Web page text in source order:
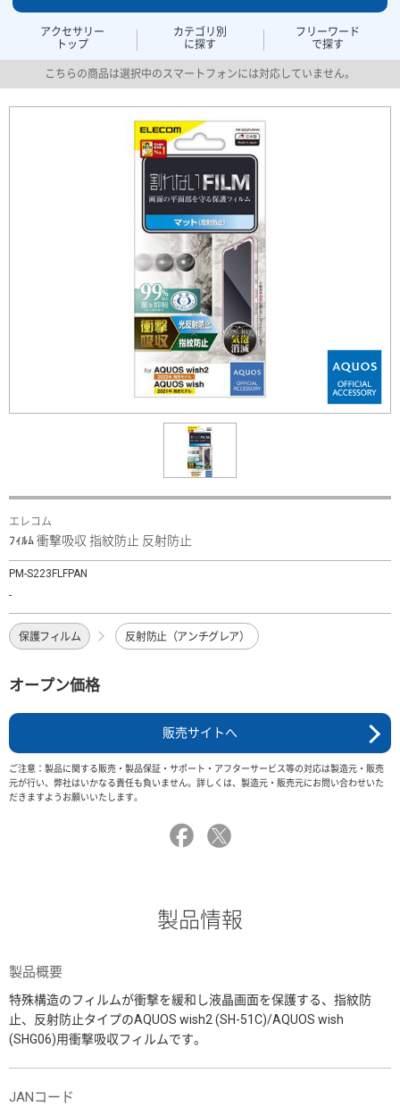
アクセサリー
トップ
カテゴリ別
に探す
フリーワード
で探す
こちらの商品は選択中のスマートフォンには対応していません。
エレコム
ﾌｨﾙﾑ 衝撃吸収 指紋防止 反射防止
PM-S223FLFPAN
-
保護フィルム 反射防止（アンチグレア）
オープン価格
販売サイトへ
ご注意：製品に関する販売・製品保証・サポート・アフターサービス等の対応は製造元・販売
元が行い、弊社はいかなる責任も負いません。詳しくは、製造元・販売元にお問い合わせいた
だきますようお願いいたします。
製品情報
製品概要
特殊構造のフィルムが衝撃を緩和し液晶画面を保護する、指紋防
止、反射防止タイプのAQUOS wish2 (SH-51C)/AQUOS wish
(SHG06)用衝撃吸収フィルムです。
JANコード